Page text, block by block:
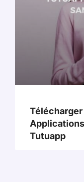
Tutuapp